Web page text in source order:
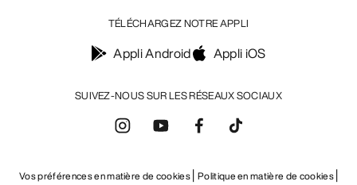
SUIVEZ-NOUS SUR LES RÉSEAUX SOCIAUX
TÉLÉCHARGEZ NOTRE APPLI
Appli Android Appli iOS
Vos préférences en matière de cookies Politique en matière de cookies